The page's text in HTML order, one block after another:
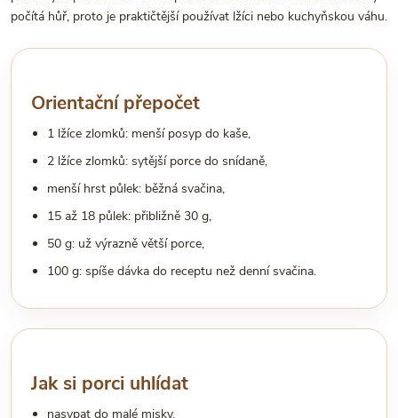
počítá hůř, proto je praktičtější používat lžíci nebo kuchyňskou váhu.
Orientační přepočet
1 lžíce zlomků: menší posyp do kaše,
2 lžíce zlomků: sytější porce do snídaně,
menší hrst půlek: běžná svačina,
15 až 18 půlek: přibližně 30 g,
50 g: už výrazně větší porce,
100 g: spíše dávka do receptu než denní svačina.
Jak si porci uhlídat
nasypat do malé misky,